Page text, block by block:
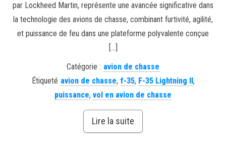
par Lockheed Martin, représente une avancée significative dans
la technologie des avions de chasse, combinant furtivité, agilité,
et puissance de feu dans une plateforme polyvalente conçue
[…]
Catégorie : avion de chasse
Étiqueté avion de chasse, f-35, F-35 Lightning II ,
puissance, vol en avion de chasse
Lire la suite